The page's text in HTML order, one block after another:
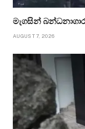
මැගසින්
AUGUST 7, 2026